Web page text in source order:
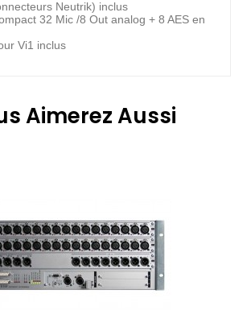
Neutrik) inclus
32 Mic /8 Out analog + 8 AES en
Vi1 inclus
Aimerez Aussi